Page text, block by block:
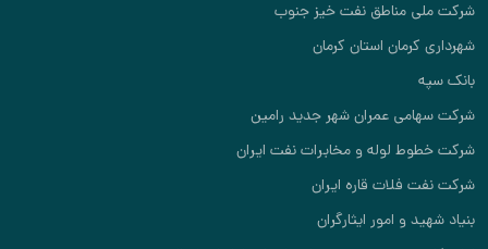
شرکت ملی مناطق نفت خیز جنوب
شهرداری کرمان استان کرمان
بانک سپه
شرکت سهامی عمران شهر جدید رامین
شرکت خطوط لوله و مخابرات نفت ایران
شرکت نفت فلات قاره ایران
بنیاد شهید و امور ایثارگران